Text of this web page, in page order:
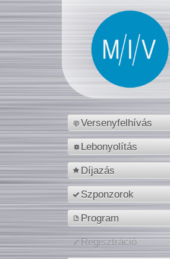
Versenyfelhívás
Lebonyolítás
Díjazás
Szponzorok
Program
Regisztráció